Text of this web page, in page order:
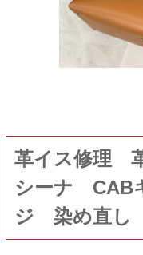
革イス修理
シーナ CAB
ジ 染め直し